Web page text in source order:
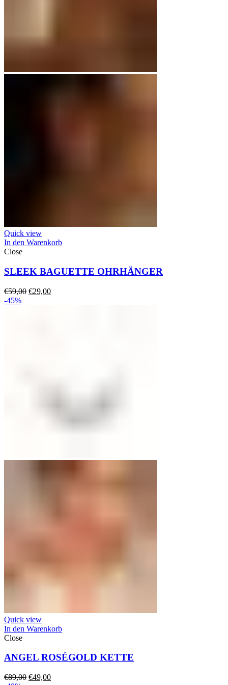
Quick view
In den Warenkorb
Close
SLEEK BAGUETTE OHRHÄNGER
€59,00 Ursprünglicher
€29,00Aktueller
-45%
Quick view
In den Warenkorb
Close
ANGEL ROSÉGOLD KETTE
€89,00 Ursprünglicher
€49,00Aktueller